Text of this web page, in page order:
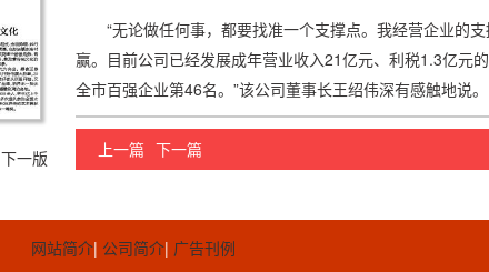
下一版
“无论做任何事，都要找准一个支撑点。我经营企业的
赢。目前公司已经发展成年营业收入21亿元、利税1.3亿元
全市百强企业第46名。”该公司董事长王绍伟深有感触地说。
上一篇 下一篇
网站简介| 公司简介| 广告刊例